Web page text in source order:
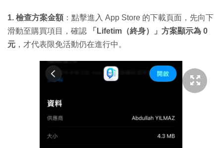
1. 檢查方案金額：點擊進入 App Store 的下載頁面，先向下
滑動至購買項目，確認
「Lifetim（終身）」方案顯示為 0
元 ，才代表限免活動仍在進行中。